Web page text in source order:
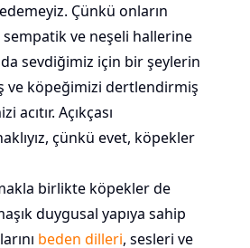
Çünkü onların
ve neşeli hallerine
da sevdiğimiz için bir şeylerin
ve köpeğimizi dertlendirmiş
Açıkçası
çünkü evet, köpekler
birlikte köpekler de
duygusal yapıya sahip
beden dilleri, sesleri ve